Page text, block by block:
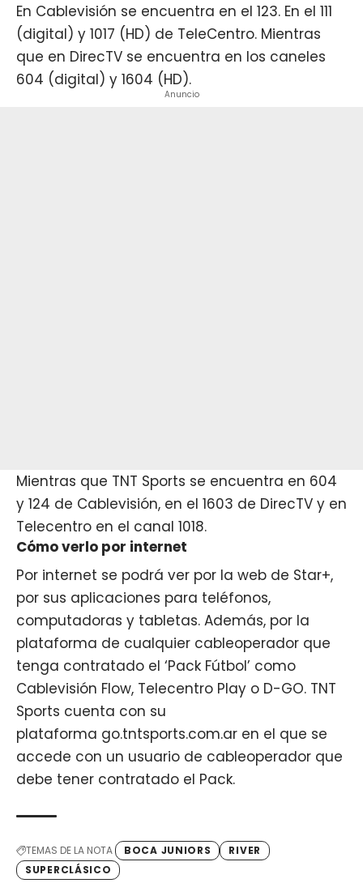
En Cablevisión se encuentra en el 123. En el 111
(digital) y 1017 (HD) de TeleCentro. Mientras
que en DirecTV se encuentra en los caneles
604 (digital) y 1604 (HD).
Anuncio
Mientras que TNT Sports se encuentra en 604
y 124 de Cablevisión, en el 1603 de DirecTV y en
Telecentro en el canal 1018.
Cómo verlo por internet
Por internet se podrá ver por la web de Star+,
por sus aplicaciones para teléfonos,
computadoras y tabletas. Además, por la
plataforma de cualquier cableoperador que
tenga contratado el ‘Pack Fútbol’ como
Cablevisión Flow, Telecentro Play o D-GO. TNT
Sports cuenta con su
plataforma go.tntsports.com.ar en el que se
accede con un usuario de cableoperador que
debe tener contratado el Pack.
TEMAS DE LA NOTA BOCA JUNIORS
RIVER
SUPERCLÁSICO